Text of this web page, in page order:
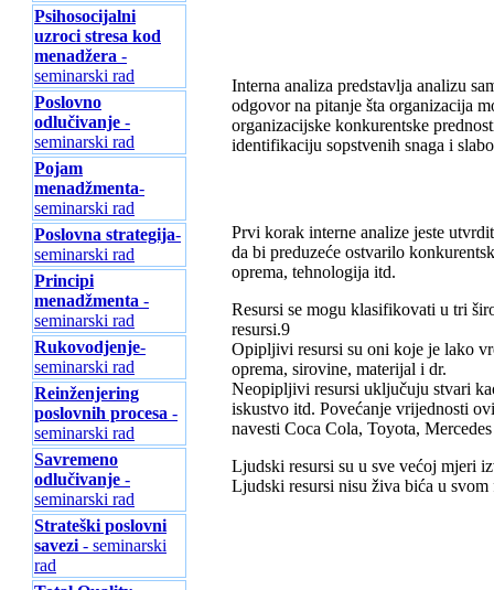
Psihosocijalni
uzroci stresa kod
menadžera -
seminarski rad
Poslovno
odlučivanje -
seminarski rad
Pojam
menadžmenta-
seminarski rad
Poslovna strategija-
seminarski rad
Principi
menadžmenta -
seminarski rad
Rukovodjenje-
seminarski rad
Reinženjering
poslovnih procesa -
seminarski rad
Savremeno
odlučivanje -
seminarski rad
Strateški poslovni
savezi - seminarski
rad
Interna analiza predstavlja analizu
odgovor na pitanje šta organizacija
organizacijske konkurentske
identifikaciju sopstvenih snaga i
Prvi korak interne analize jeste
da bi preduzeće ostvarilo
oprema, tehnologija itd.
Resursi se mogu klasifikovati u tri
resursi.9
Opipljivi resursi su oni koje je lako
oprema, sirovine, materijal i dr.
Neopipljivi resursi uključuju stvari
iskustvo itd. Povećanje vrijednosti
navesti Coca Cola, Toyota,
Ljudski resursi su u sve većoj mjeri
Ljudski resursi nisu živa bića u